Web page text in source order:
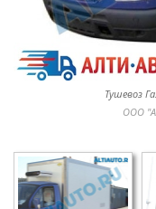
Тушевоз
ООО